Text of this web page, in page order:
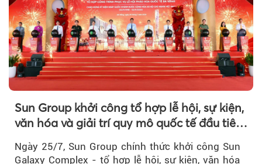
Sun Group khởi công tổ hợp lễ hội, sự kiện,
văn hóa và giải trí quy mô quốc tế đầu tiên
Ngày 25/7, Sun Group chính thức khởi công Sun
Galaxy Complex - tổ hợp lễ hội, sự kiện, văn hóa